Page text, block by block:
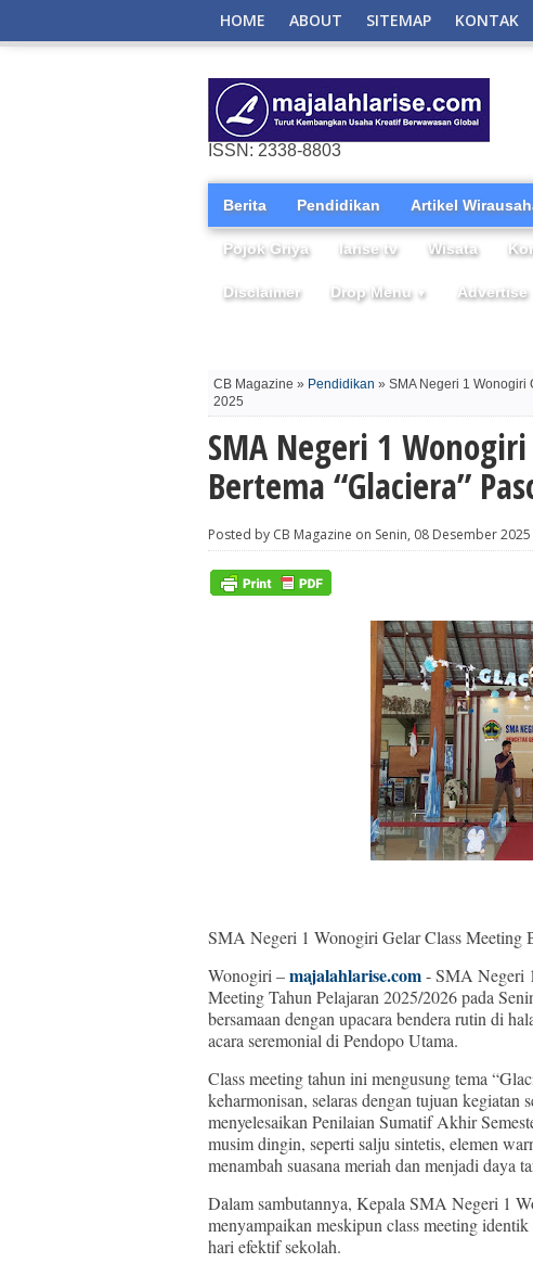
HOME ABOUT SITEMAP KONTAK
ISSN: 2338-8803
Berita Pendidikan Artikel
Pojok Griya larise tv Wisata
Disclaimer Drop Menu ▼ Advertise
CB Magazine » Pendidikan » SMA Negeri 1 Wonogiri
2025
SMA Negeri 1
Bertema “Glaciera”
Posted by CB Magazine on Senin, 08 Desember
SMA Negeri 1 Wonogiri Gelar Class Meeting
Wonogiri –majalahlarise.com- SMA Negeri
Meeting Tahun Pelajaran 2025/2026 pada
bersamaan dengan upacara bendera rutin di
acara seremonial di Pendopo Utama.
Class meeting tahun ini mengusung tema
keharmonisan, selaras dengan tujuan kegiatan
menyelesaikan Penilaian Sumatif Akhir
musim dingin, seperti salju sintetis, elemen
menambah suasana meriah dan menjadi daya
Dalam sambutannya, Kepala SMA Negeri 1
menyampaikan meskipun class meeting
hari efektif sekolah.